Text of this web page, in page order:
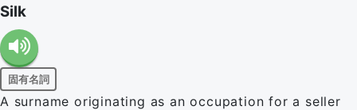
Silk
固有名詞
A surname originating as an occupation for a seller